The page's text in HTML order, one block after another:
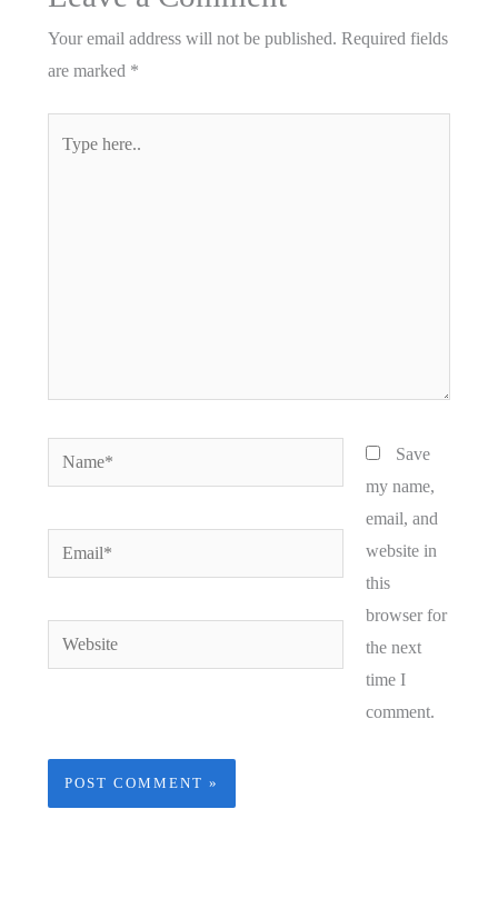
Your email address will not be published. Required fields
are marked *
Name*
Email*
Website
Save
my name,
email, and
website in
this
browser for
the next
time I
comment.